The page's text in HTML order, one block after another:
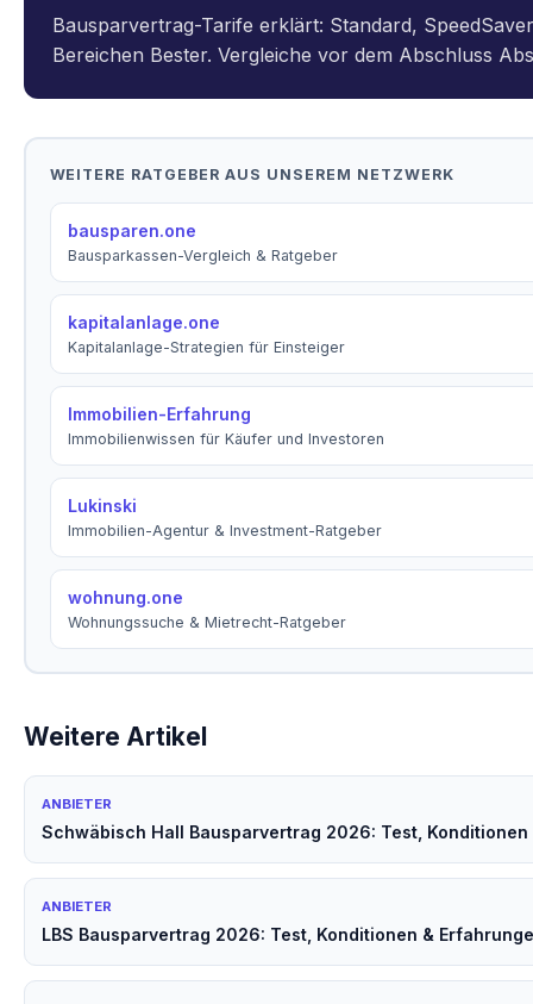
Bausparvertrag-Tarife erklärt: Standard,
Bereichen Bester. Vergleiche vor dem Abschluss
WEITERE RATGEBER AUS UNSEREM NETZWERK
bausparen.one
Bausparkassen-Vergleich & Ratgeber
kapitalanlage.one
Kapitalanlage-Strategien für Einsteiger
Immobilien-Erfahrung
Immobilienwissen für Käufer und Investoren
Lukinski
Immobilien-Agentur & Investment-Ratgeber
wohnung.one
Wohnungssuche & Mietrecht-Ratgeber
Weitere Artikel
ANBIETER
Schwäbisch Hall Bausparvertrag 2026: Test, Konditionen
ANBIETER
LBS Bausparvertrag 2026: Test, Konditionen &